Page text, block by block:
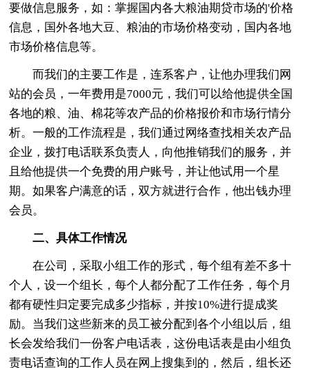
要做信息服务，如：掌握国内各大粮油期贷市场的'价格
信息，国外各地大豆、粮油的市场价格变动，国内各地
市场价格信息等。
而我们的主要工作是，连系客户，让他办理我们网
站的会员，一年费用是7000元，我们可以给他提供全国
各地的粮、油、棉花等农产品的价格报价和市场行情分
析。一般的工作流程是，我们通过网络查找相关农产品
企业，拨打电话联系负责人，向他推销我们的服务，并
且给他提供一个免费的用户账号，并让他试用一个星
期。如果客户满意的话，双方就进行合作，他出钱办理
会员。
二、具体工作情况
在公司，采取小组工作的形式，每个组有差不多十
个人，设一个组长，每个人都分配了工作任务，每个月
都有硬性归定要完成多少指标，并按10%进行提成奖
励。当我们这些新来的员工被分配到各个小组以后，组
长会发给我们一份客户电话表，这份电话表是由小组负
责电话查询的工作人员在网上搜集到的，然后，组长还